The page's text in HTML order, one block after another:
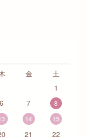
金
土
1
6 7
8
14
15
21 22